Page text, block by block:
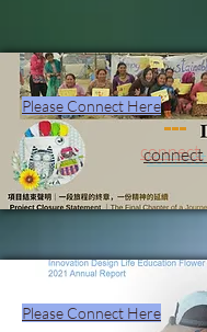
Please Connect Here
connect
Please Connect Here